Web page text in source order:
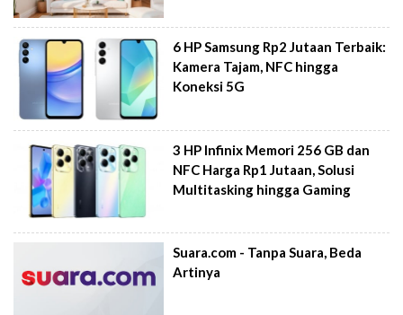
6 HP Samsung Rp2 Jutaan Terbaik:
Kamera Tajam, NFC hingga
Koneksi 5G
3 HP Infinix Memori 256 GB dan
NFC Harga Rp1 Jutaan, Solusi
Multitasking hingga Gaming
Suara.com - Tanpa Suara, Beda
Artinya